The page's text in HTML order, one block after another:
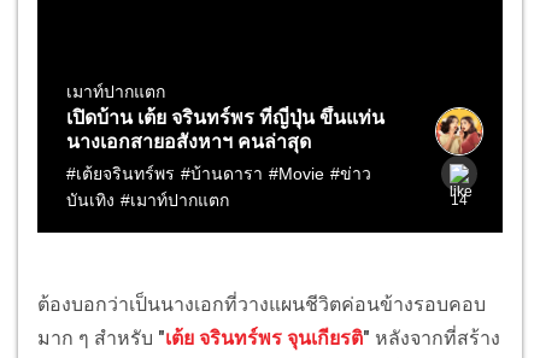
ต้องบอกว่าเป็นนางเอกที่วางแผนชีวิตค่อนข้างรอบคอบ
มาก ๆ สำหรับ "เต้ย จรินทร์พร จุนเกียรติ" หลังจากที่สร้าง